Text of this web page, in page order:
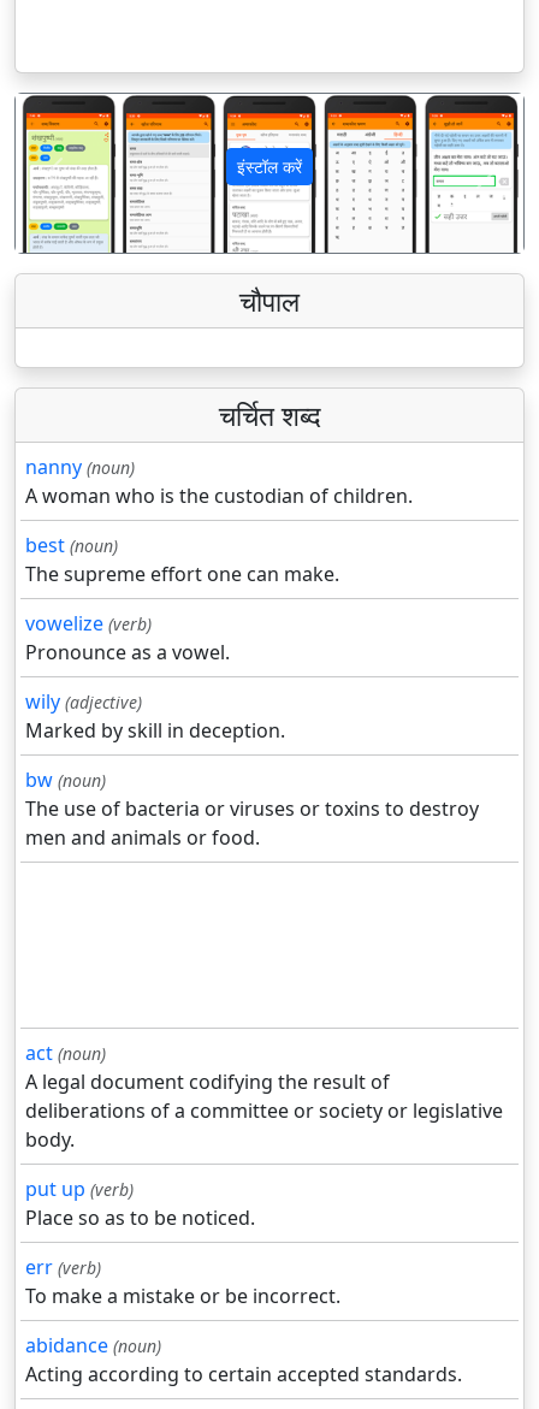
इंस्टॉल करें
पिछला अगला
चौपाल
चर्चित शब्द
nanny (noun)
A woman who is the custodian of children.
best (noun)
The supreme effort one can make.
vowelize (verb)
Pronounce as a vowel.
wily (adjective)
Marked by skill in deception.
bw (noun)
The use of bacteria or viruses or toxins to destroy
men and animals or food.
act (noun)
A legal document codifying the result of
deliberations of a committee or society or legislative
body.
put up (verb)
Place so as to be noticed.
err (verb)
To make a mistake or be incorrect.
abidance (noun)
Acting according to certain accepted standards.